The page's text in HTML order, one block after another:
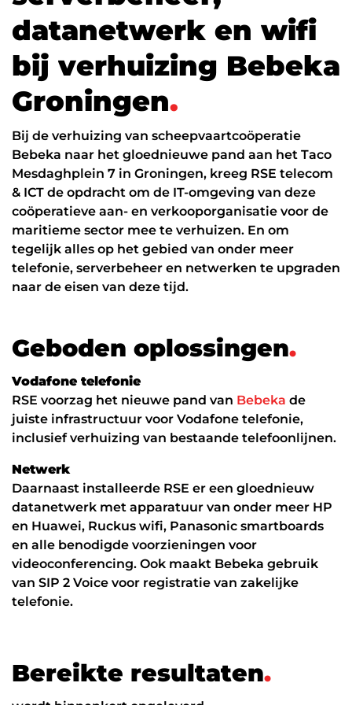
Datanetwerk & internet
Glasvezel
Zakelijk internet
Interne datanetwerken
Cybersecurity
Managed Firewall
Online beveiliging
Mobiele beveiliging
NIS2
ICT diensten
Werken in de cloud
datanetwerk en wifi
bij verhuizing Bebeka
Groningen.
Bij de verhuizing van scheepvaartcoöperatie
Bebeka naar het gloednieuwe pand aan het Taco
Mesdaghplein 7 in Groningen, kreeg RSE telecom
& ICT de opdracht om de IT-omgeving van deze
coöperatieve aan- en verkooporganisatie voor de
maritieme sector mee te verhuizen. En om
tegelijk alles op het gebied van onder meer
telefonie, serverbeheer en netwerken te upgraden
naar de eisen van deze tijd.
Geboden oplossingen.
Vodafone telefonie
RSE voorzag het nieuwe pand van Bebeka de
juiste infrastructuur voor Vodafone telefonie,
inclusief verhuizing van bestaande telefoonlijnen.
Netwerk
Daarnaast installeerde RSE er een gloednieuw
datanetwerk met apparatuur van onder meer HP
en Huawei, Ruckus wifi, Panasonic smartboards
en alle benodigde voorzieningen voor
videoconferencing. Ook maakt Bebeka gebruik
van SIP 2 Voice voor registratie van zakelijke
telefonie.
Bereikte resultaten.